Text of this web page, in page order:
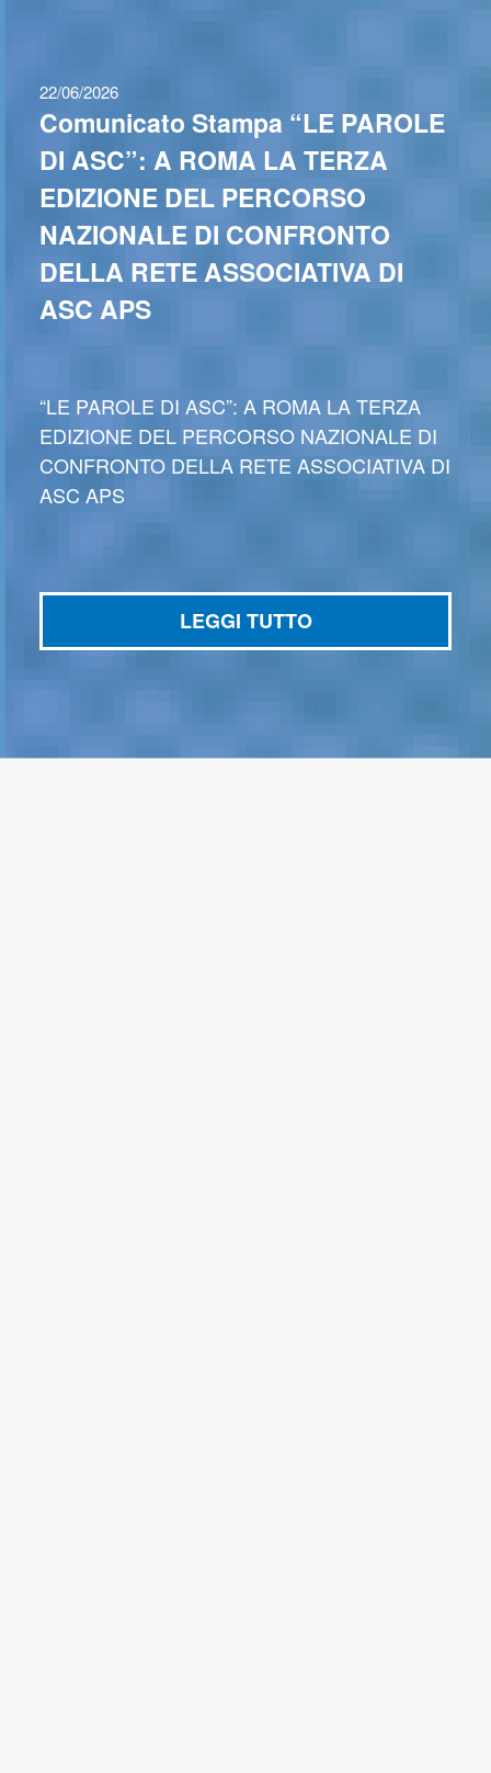
22/06/2026
Comunicato Stampa “LE PAROLE
DI ASC”: A ROMA LA TERZA
EDIZIONE DEL PERCORSO
NAZIONALE DI CONFRONTO
DELLA RETE ASSOCIATIVA DI
ASC APS
“LE PAROLE DI ASC”: A ROMA LA TERZA
EDIZIONE DEL PERCORSO NAZIONALE DI
CONFRONTO DELLA RETE ASSOCIATIVA DI
ASC APS
LEGGI TUTTO